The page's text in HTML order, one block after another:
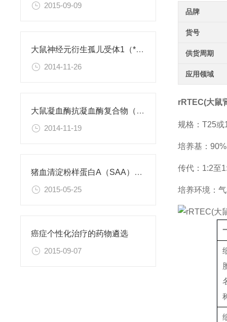
2015-09-09
大鼠神经元衍生孤儿受体1（*）ELISA试剂盒
2014-11-26
大鼠凝血酶抗凝血酶复合物（TAT）检测试剂盒
2014-11-19
猪血清淀粉样蛋白A（SAA）ELISA Kit
2015-05-25
癌症个性化治疗的药物遴选
2015-09-07
品牌
货号
供货周期
应用领域
rRTEC(大鼠
规格：T25或
培养基：
传代：1:2至
培养环境：